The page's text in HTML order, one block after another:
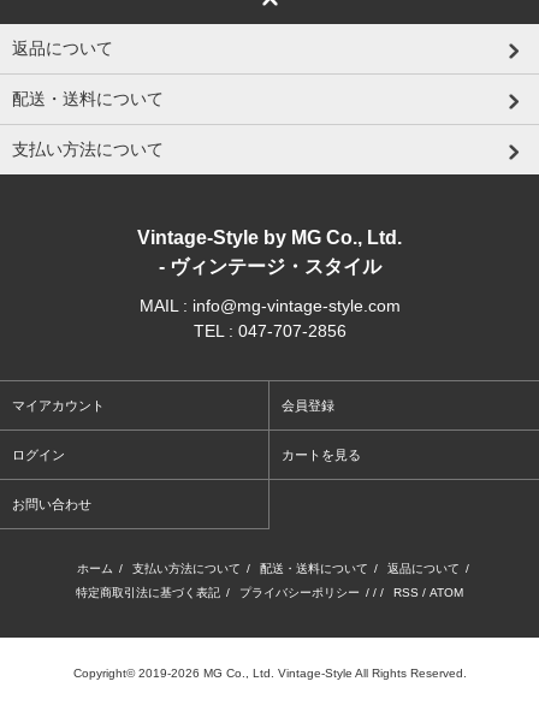
返品について
配送・送料について
支払い方法について
Vintage-Style by MG Co., Ltd.
- ヴィンテージ・スタイル
MAIL : info@mg-vintage-style.com
TEL : 047-707-2856
マイアカウント 会員登録
ログイン カートを見る
お問い合わせ
ホーム / 支払い方法について / 配送・送料について / 返品について /
特定商取引法に基づく表記 / プライバシーポリシー / / / RSS / ATOM
Copyright© 2019-2026 MG Co., Ltd. Vintage-Style All Rights Reserved.